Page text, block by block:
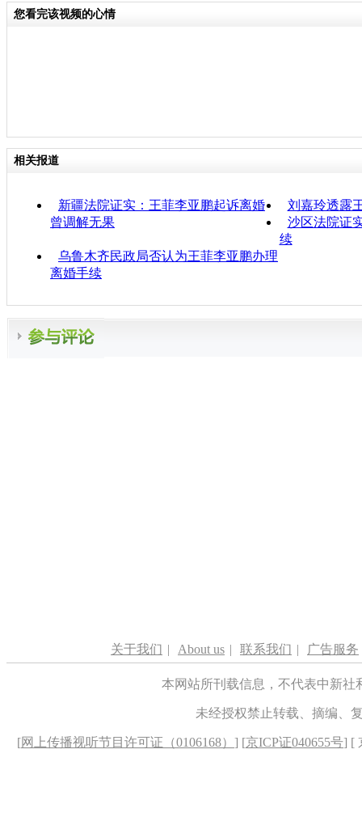
您看完该视频的心情
相关报道
新疆法院证实：王菲李亚鹏起诉离婚
曾调解无果
刘嘉玲透露
沙区法院证
续
乌鲁木齐民政局否认为王菲李亚鹏办理
离婚手续
关于我们 | About us | 联系我们 | 广告服务
本网站所刊载信息，不代表中新
未经授权禁止转载、摘编、
[网上传播视听节目许可证（0106168） ] [京ICP证040655号] [